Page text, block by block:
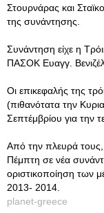
Στουρνάρας και
της συνάντησης.
Συνάντηση είχε η
ΠΑΣΟΚ Ευαγγ.
Οι επικεφαλής της
(πιθανότατα την
Σεπτέμβρίου για την
Από την πλευρά τους,
Πέμπτη σε νέα
οριστικοποίηση των
2013- 2014.
planet-greece